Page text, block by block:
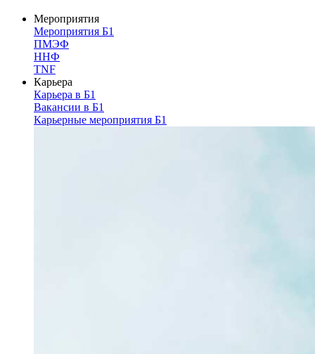
Мероприятия
Мероприятия Б1
ПМЭФ
ННФ
TNF
Карьера
Карьера в Б1
Вакансии в Б1
Карьерные мероприятия Б1